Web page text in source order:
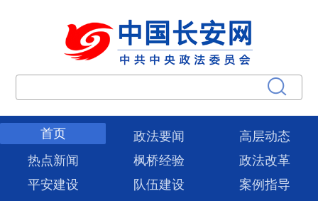
首页 政法要闻
高层动态
热点新闻
枫桥经验
政法改革
平安建设
队伍建设
案例指导